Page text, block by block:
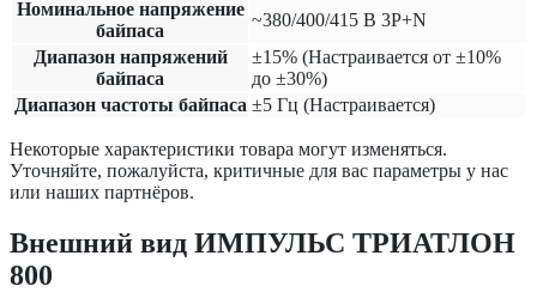
Номинальное напряжение
байпаса
~380/400/415 В 3P+N
Диапазон напряжений
байпаса
±15% (Настраивается от ±10%
до ±30%)
Диапазон частоты байпаса ±5 Гц (Настраивается)
Некоторые характеристики товара могут изменяться.
Уточняйте, пожалуйста, критичные для вас параметры у нас
или наших партнёров.
Внешний вид ИМПУЛЬС ТРИАТЛОН
800